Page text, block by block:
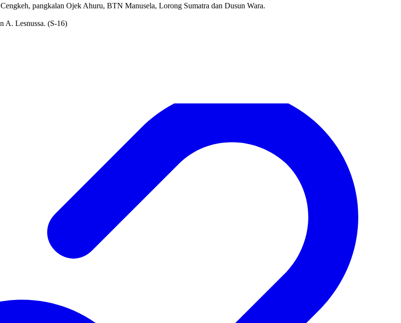
pangkalan Ojek Ahuru, BTN Manusela, Lorong Sumatra dan Dusun Wara.
A. Lesnussa. (S-16)